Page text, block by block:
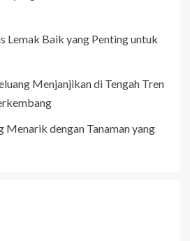
Lemak Baik yang Penting untuk
Menjanjikan di Tengah Tren
Menarik dengan Tanaman yang